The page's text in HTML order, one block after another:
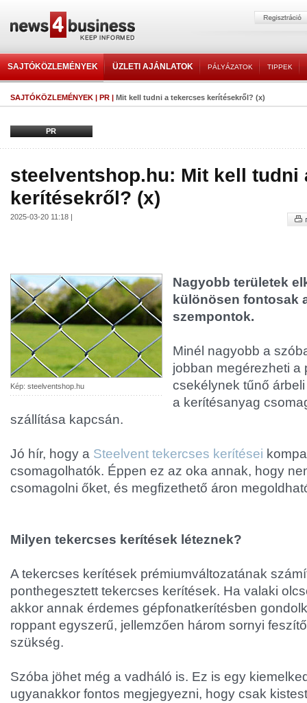
SAJTÓKÖZLEMÉNYEK ÜZLETI AJÁNLATOK PÁLYÁZATOK TIPPEK
SAJTÓKÖZLEMÉNYEK | PR | Mit kell tudni a tekercses kerítésekről? (x)
PR
steelventshop.hu: Mit kell tudni
kerítésekről? (x)
2025-03-20 11:18 |
Kép: steelventshop.hu
Nagyobb területek
különösen fontosak
szempontok.
Minél nagyobb a
jobban megérezheti a
csekélynek tűnő
a kerítésanyag
szállítása kapcsán.
Jó hír, hogy a Steelvent tekercses kerítései
csomagolhatók. Éppen ez az oka annak, hogy
csomagolni őket, és megfizethető áron
Milyen tekercses kerítések léteznek?
A tekercses kerítések prémiumváltozatának
ponthegesztett tekercses kerítések. Ha valaki
akkor annak érdemes gépfonatkerítésben
roppant egyszerű, jellemzően három sornyi
szükség.
Szóba jöhet még a vadháló is. Ez is egy
ugyanakkor fontos megjegyezni, hogy csak